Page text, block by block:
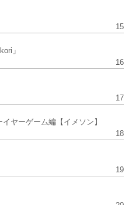
15
」
16
17
ヤーゲーム編【イメソン】
18
19